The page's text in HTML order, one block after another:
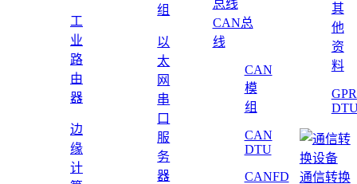
工
业
路
由
器
边
缘
计
组
以
太
网
串
口
服
务
器
CAN总
线
CAN
模
组
CAN
DTU
CANFD
其
他
资
料
通信转换